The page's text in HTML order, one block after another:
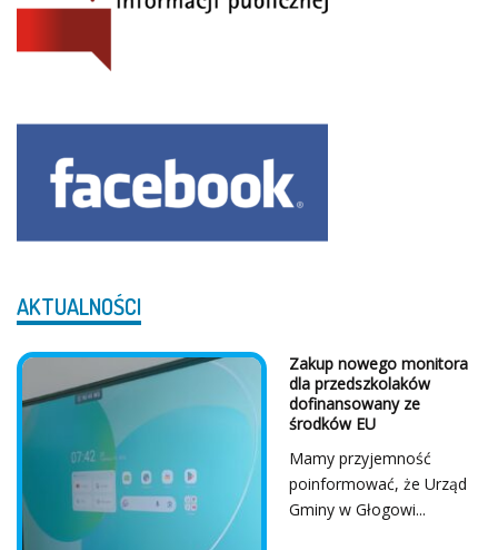
AKTUALNOŚCI
Zakup nowego monitora
dla przedszkolaków
dofinansowany ze
środków EU
Mamy przyjemność
poinformować, że Urząd
Gminy w Głogowi...